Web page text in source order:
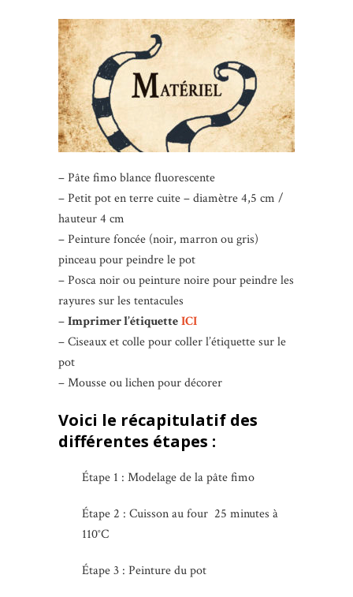
– Pâte fimo blance fluorescente
– Petit pot en terre cuite – diamètre 4,5 cm /
hauteur 4 cm
– Peinture foncée (noir, marron ou gris)
pinceau pour peindre le pot
– Posca noir ou peinture noire pour peindre les
rayures sur les tentacules
–Imprimer l’étiquetteICI
– Ciseaux et colle pour coller l’étiquette sur le
pot
– Mousse ou lichen pour décorer
Voici le récapitulatif des
différentes étapes :
Étape 1 : Modelage de la pâte fimo
Étape 2 : Cuisson au four 25 minutes à
110°C
Étape 3 : Peinture du pot